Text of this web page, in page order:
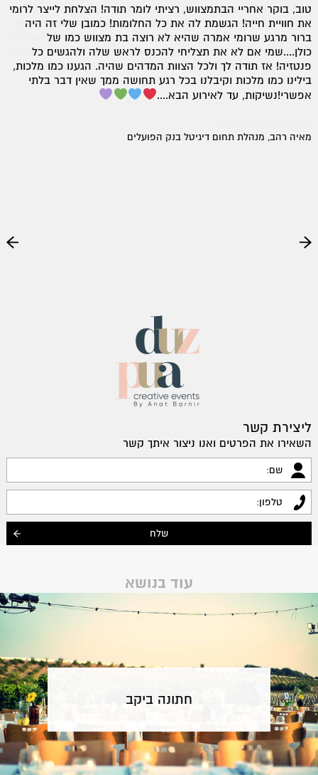
טוב, בוקר אחריי הבתמצווש, רציתי לומר תודה! הצלחת לייצר לרומי
את חוויית חייה! הגשמת לה את כל החלומות! כמובן שלי זה היה
ברור מרגע שרומי אמרה שהיא לא רוצה בת מצווש כמו של
כולן....שמי אם לא את תצליחי להכנס לראש שלה ולהגשים כל
פנטזיה! אז תודה לך ולכל הצוות המדהים שהיה. הגענו כמו מלכות,
בילינו כמו מלכות וקיבלנו בכל רגע תחושה ממך שאין דבר בלתי
אפשרי!נשיקות, עד לאירוע הבא....
מאיה רהב, מנהלת תחום דיגיטל בנק הפועלים
במהרה והחלו לטפל בהפקת האירוע בצורה מקצועית ואדיבה.
קיבלתי ליווי מלא, מענה לכל שאלותיי, עזרה בעבודה למול ספקים
אחרים ועוד. נעים לגלות שיש חברות שנותנות שירות נפלא, עומדות
במילתן ועושות הכל למען הלקוח. ללא ספק איעזר בשירותי החברה
גם בעתיד. סברינה גלסברג נשיא, מנהלת משאבי אנוש, קנדקס
טכנולוגיות בע"מ
ליצירת קשר
השאירו את הפרטים ואנו ניצור איתך קשר
עוד בנושא
חתונה ביקב